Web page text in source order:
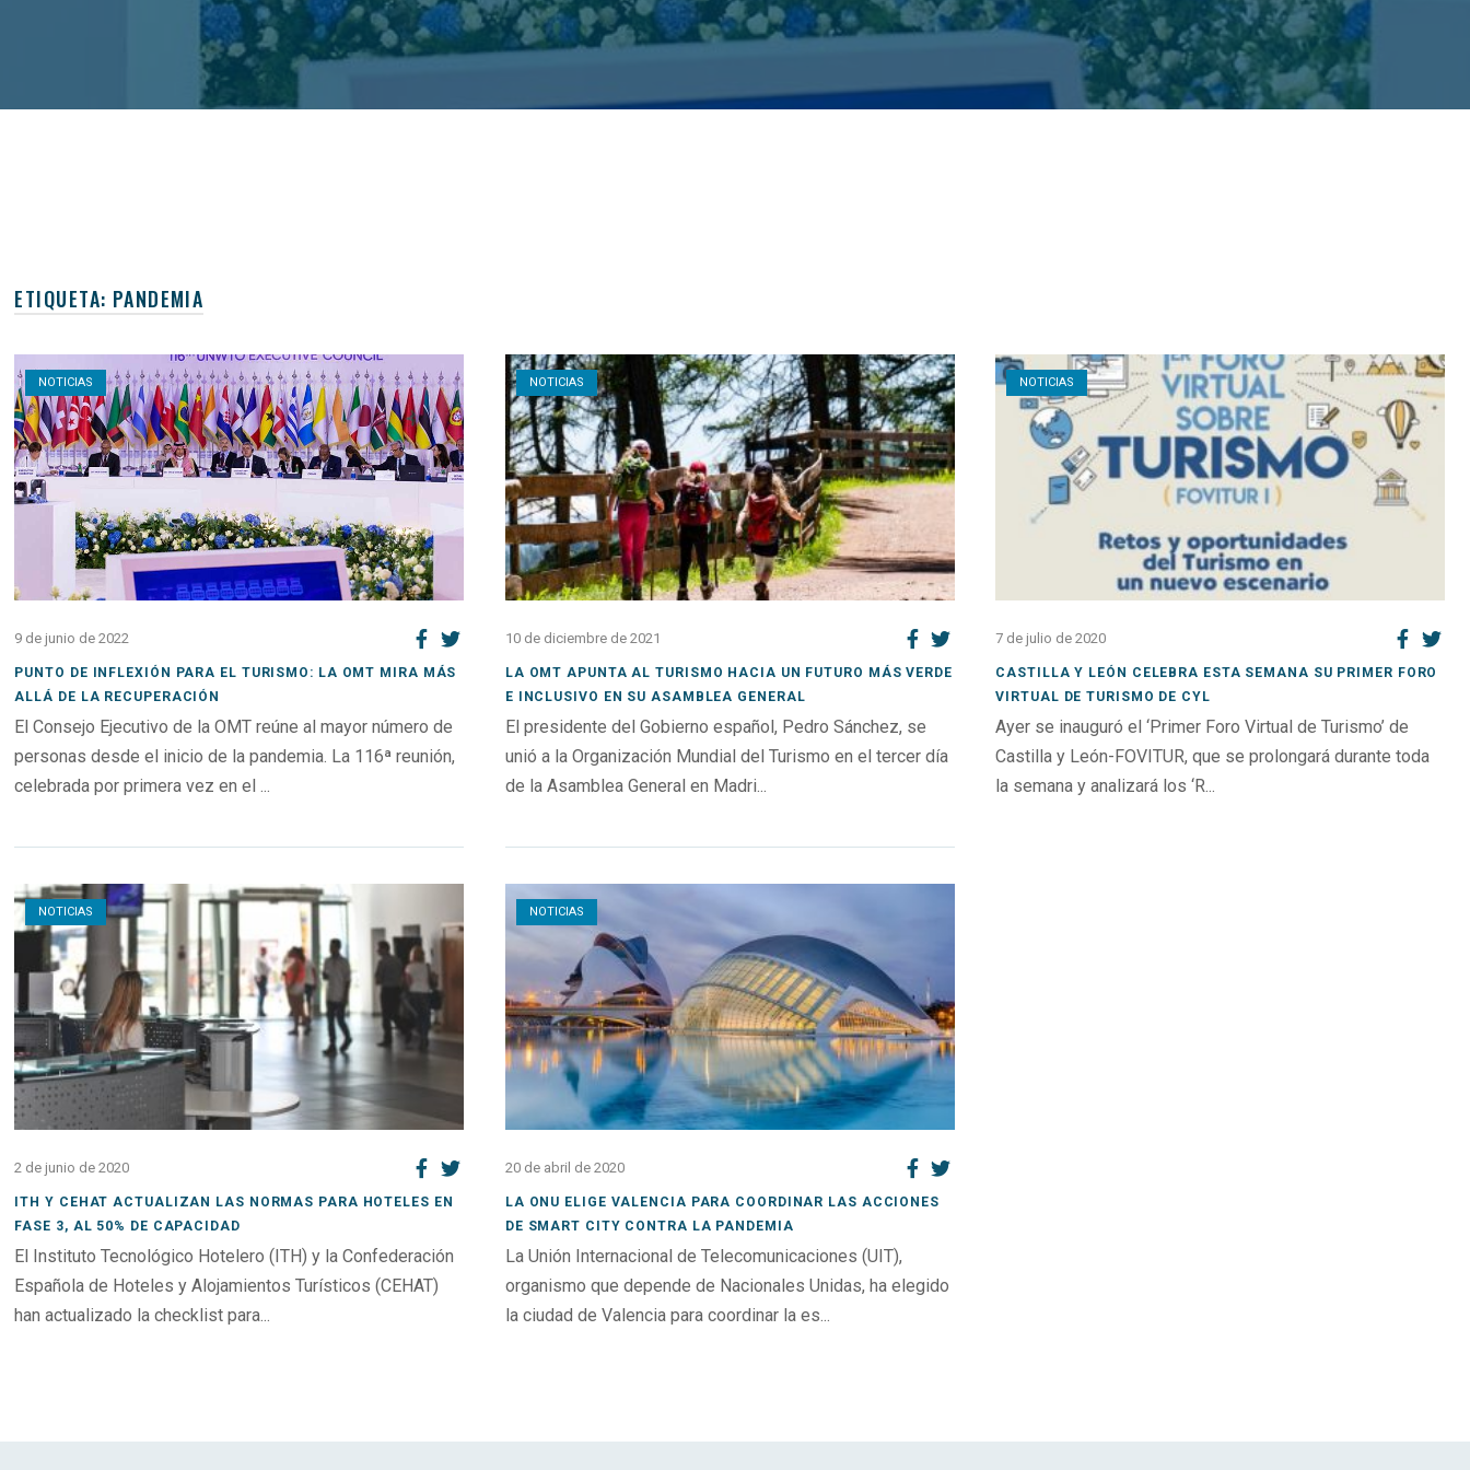
ETIQUETA: PANDEMIA
NOTICIAS
Open post
9 de junio de 2022
PUNTO DE INFLEXIÓN PARA EL TURISMO: LA OMT MIRA MÁS
ALLÁ DE LA RECUPERACIÓN
El Consejo Ejecutivo de la OMT reúne al mayor número de
personas desde el inicio de la pandemia. La 116ª reunión,
celebrada por primera vez en el ...
NOTICIAS
Open post
10 de diciembre de 2021
LA OMT APUNTA AL TURISMO HACIA UN FUTURO MÁS VERDE
E INCLUSIVO EN SU ASAMBLEA GENERAL
El presidente del Gobierno español, Pedro Sánchez, se
unió a la Organización Mundial del Turismo en el tercer día
de la Asamblea General en Madri...
NOTICIAS
Open post
7 de julio de 2020
CASTILLA Y LEÓN CELEBRA ESTA SEMANA SU PRIMER FORO
VIRTUAL DE TURISMO DE CYL
Ayer se inauguró el ‘Primer Foro Virtual de Turismo’ de
Castilla y León-FOVITUR, que se prolongará durante toda
la semana y analizará los ‘R...
NOTICIAS
Open post
2 de junio de 2020
ITH Y CEHAT ACTUALIZAN LAS NORMAS PARA HOTELES EN
FASE 3, AL 50% DE CAPACIDAD
El Instituto Tecnológico Hotelero (ITH) y la Confederación
Española de Hoteles y Alojamientos Turísticos (CEHAT)
han actualizado la checklist para...
NOTICIAS
Open post
20 de abril de 2020
LA ONU ELIGE VALENCIA PARA COORDINAR LAS ACCIONES
DE SMART CITY CONTRA LA PANDEMIA
La Unión Internacional de Telecomunicaciones (UIT),
organismo que depende de Nacionales Unidas, ha elegido
la ciudad de Valencia para coordinar la es...